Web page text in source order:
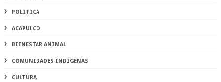
POLÍTICA
ACAPULCO
BIENESTAR ANIMAL
COMUNIDADES INDÍGENAS
CULTURA